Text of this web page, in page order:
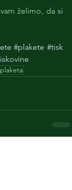
želimo, da si
#plakete #tisk
plaketa